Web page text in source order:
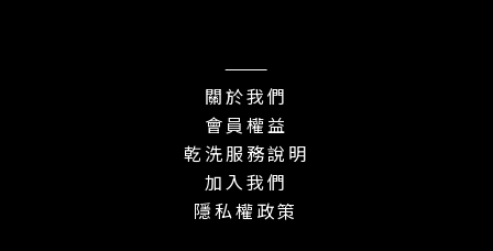
———
關於我們
會員權益
乾洗服務說明
加入我們
隱私權政策